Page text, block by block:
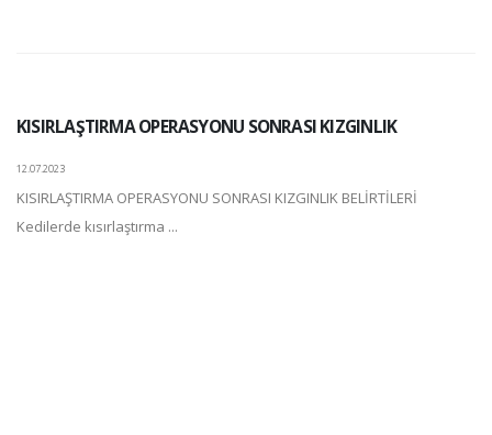
KISIRLAŞTIRMA OPERASYONU SONRASI KIZGINLIK
12.07.2023
KISIRLAŞTIRMA OPERASYONU SONRASI KIZGINLIK BELİRTİLERİ
Kedilerde kısırlaştırma ...